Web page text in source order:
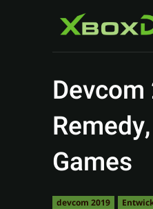
Games
devcom 2019